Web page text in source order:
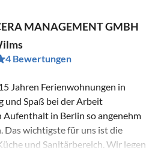
MANAGEMENT GMBH
4 Bewertungen
Jahren Ferienwohnungen in
und Spaß bei der Arbeit
Aufenthalt in Berlin so angenehm
Das wichtigste für uns ist die
und Sanitärbereich. Wir legen